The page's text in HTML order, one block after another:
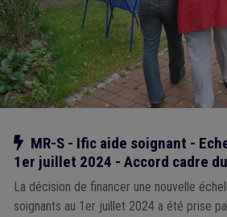
Notre action
MR-S - Ific aide soignant -
1er juillet 2024 - Accord cadre
La décision de financer une nouvelle
soignants au 1er juillet 2024 a été prise